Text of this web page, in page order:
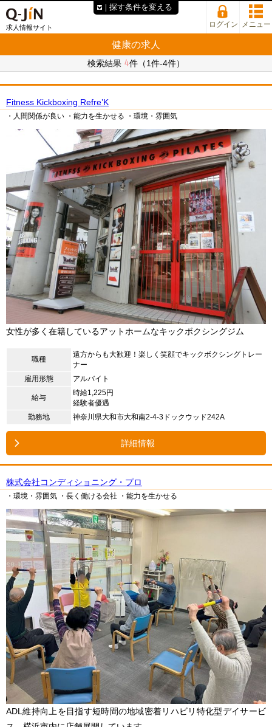
求人情報サイト ログイン メニュー
健康の求人
検索結果 4件（1件-4件）
Fitness Kickboxing Refre’K
・人間関係が良い ・能力を生かせる ・環境・雰囲気
女性が多く在籍しているアットホームなキックボクシングジム
職種
遠方からも大歓迎！楽しく笑顔でキックボクシングトレー
ナー
雇用形態
アルバイト
給与
時給1,225円
経験者優遇
勤務地
神奈川県大和市大和南2-4-3ドックウッド242A
詳細情報
株式会社コンディショニング・プロ
・環境・雰囲気 ・長く働ける会社 ・能力を生かせる
ADL維持向上を目指す短時間の地域密着リハビリ特化型デイサービ
探す条件を変える